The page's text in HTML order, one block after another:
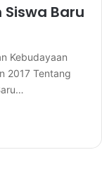
Baru
Kebudayaan
2017 Tentang